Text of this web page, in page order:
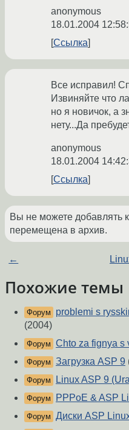
anonymous
18.01.2004
Ссылка
Все исправил!
Извиняйте что
но я новичок, а
нету...Да
anonymous
18.01.2004
Ссылка
Вы не можете добавлять
перемещена в архив.
←
Похожие темы
Форум
problemi s
(2004)
Форум Chto za fignya s
Форум Загрузка ASP 9
Форум Linux ASP 9
Форум PPPoE & ASP
Форум Диски ASP